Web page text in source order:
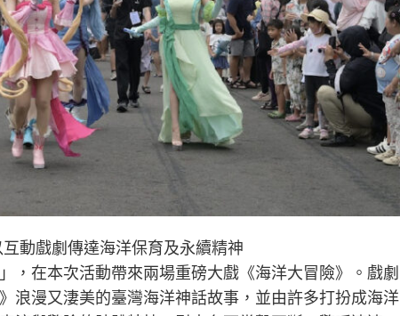
動戲劇傳達海洋保育及永續精神
，在本次活動帶來兩場重磅大戲《海洋大冒險》。戲劇
浪漫又淒美的臺灣海洋神話故事，並由許多打扮成海洋